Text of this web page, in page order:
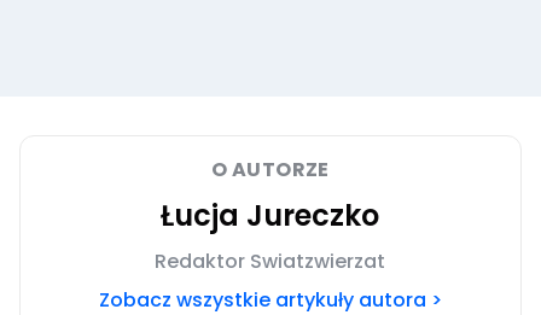
O AUTORZE
Łucja Jureczko
Redaktor Swiatzwierzat
Zobacz wszystkie artykuły autora >